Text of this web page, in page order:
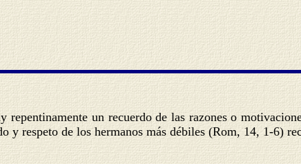
un recuerdo de las razones o
y respeto de los hermanos más débiles (Rom, 14, 1-6)